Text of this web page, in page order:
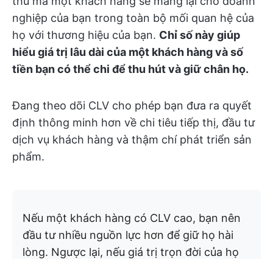
nghiệp của bạn trong toàn bộ mối quan hệ của
họ với thương hiệu của bạn. Chỉ số này giúp
hiểu giá trị lâu dài của một khách hàng và số
tiền bạn có thể chi để thu hút và giữ chân họ.
Đang theo dõi CLV cho phép bạn đưa ra quyết
định thông minh hơn về chi tiêu tiếp thị, đầu tư
dịch vụ khách hàng và thậm chí phát triển sản
phẩm.
Nếu một khách hàng có CLV cao, bạn nên
đầu tư nhiều nguồn lực hơn để giữ họ hài
lòng. Ngược lại, nếu giá trị trọn đời của họ